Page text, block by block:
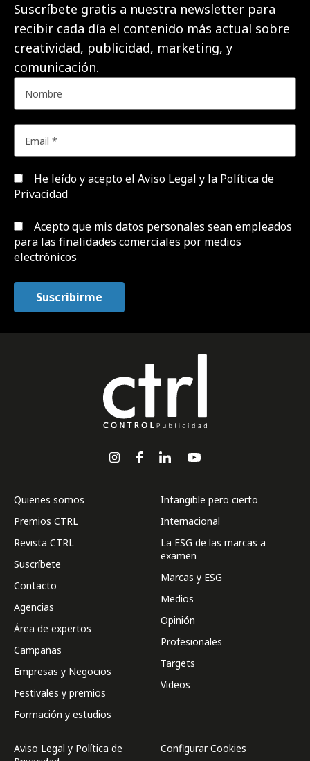
Suscríbete gratis a nuestra newsletter para
recibir cada día el contenido más actual sobre
creatividad, publicidad, marketing, y
comunicación.
He leído y acepto el Aviso Legal y la Política de
Privacidad
Acepto que mis datos personales sean empleados
para las finalidades comerciales por medios
electrónicos
Quienes somos
Premios CTRL
Revista CTRL
Suscríbete
Contacto
Agencias
Área de expertos
Campañas
Empresas y Negocios
Festivales y premios
Formación y estudios
Intangible pero cierto
Internacional
La ESG de las marcas a
examen
Marcas y ESG
Medios
Opinión
Profesionales
Targets
Videos
Aviso Legal y Política de
Configurar Cookies